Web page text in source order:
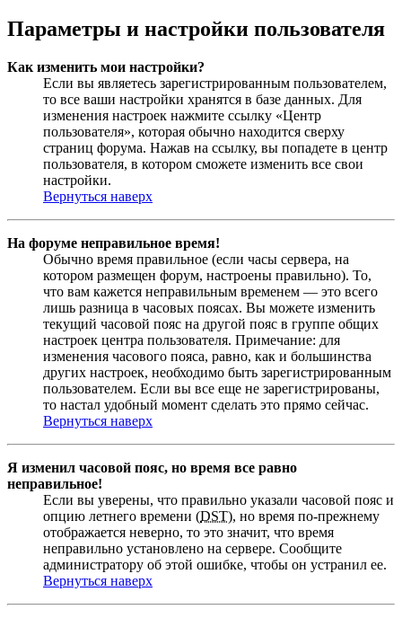
Параметры и настройки пользователя
Как изменить мои настройки?
Если вы являетесь зарегистрированным пользователем,
то все ваши настройки хранятся в базе данных. Для
изменения настроек нажмите ссылку «Центр
пользователя», которая обычно находится сверху
страниц форума. Нажав на ссылку, вы попадете в центр
пользователя, в котором сможете изменить все свои
настройки.
Вернуться наверх
На форуме неправильное время!
Обычно время правильное (если часы сервера, на
котором размещен форум, настроены правильно). То,
что вам кажется неправильным временем — это всего
лишь разница в часовых поясах. Вы можете изменить
текущий часовой пояс на другой пояс в группе общих
настроек центра пользователя. Примечание: для
изменения часового пояса, равно, как и большинства
других настроек, необходимо быть зарегистрированным
пользователем. Если вы все еще не зарегистрированы,
то настал удобный момент сделать это прямо сейчас.
Вернуться наверх
Я изменил часовой пояс, но время все равно
неправильное!
Если вы уверены, что правильно указали часовой пояс и
опцию летнего времени (DST), но время по-прежнему
отображается неверно, то это значит, что время
неправильно установлено на сервере. Сообщите
администратору об этой ошибке, чтобы он устранил ее.
Вернуться наверх